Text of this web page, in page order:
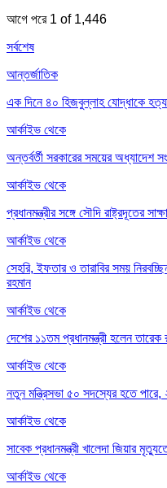
আগে পরে 1 of 1,446
সর্বশেষ
আন্তর্জাতিক
এক দিনে ৪০ হিজবুল্লাহ যোদ্ধাকে
আর্কাইভ থেকে
অন্তর্বর্তী সরকারের সময়ের অধ্যাদেশ
আর্কাইভ থেকে
প্রধানমন্ত্রীর সঙ্গে সৌদি রাষ্ট্রদূতের
আর্কাইভ থেকে
সেহরি, ইফতার ও তারাবির সময়
রহমান
আর্কাইভ থেকে
দেশের ১১তম প্রধানমন্ত্রী হলেন তারেক
আর্কাইভ থেকে
নতুন মন্ত্রিসভা ৫০ সদস্যের হতে পারে,
আর্কাইভ থেকে
সাবেক প্রধানমন্ত্রী খালেদা জিয়ার
আর্কাইভ থেকে